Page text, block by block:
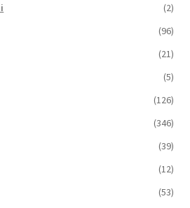
(2)
(96)
(21)
(5)
(126)
(346)
(39)
(12)
(53)